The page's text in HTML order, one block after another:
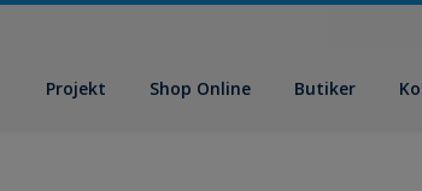
Projekt Shop Online Butiker